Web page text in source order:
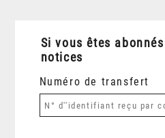
Si vous êtes
notices
Numéro de transfert